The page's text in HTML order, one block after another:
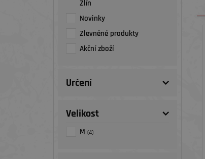
Zlín
Novinky
Zlevněné produkty
Akční zboží
Určení
Velikost
M (4)